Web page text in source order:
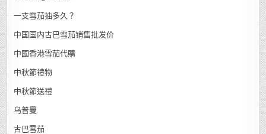
一支雪茄抽多久？
中国国内古巴雪茄销售批发价
中國香港雪茄代購
中秋節禮物
中秋節送禮
乌普曼
古巴雪茄